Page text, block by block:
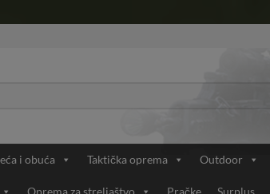
i obuća Taktička oprema Outdoor
Oprema za streljaštvo Pračke Surplus